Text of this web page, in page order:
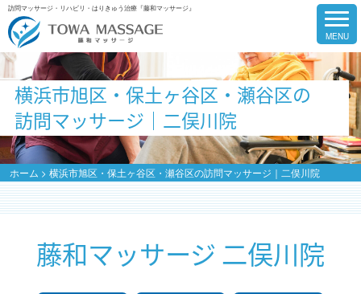
訪問マッサージ・リハビリ・はりきゅう治療『藤和マッサージ』
横浜市旭区・保土ヶ谷区・瀬谷区の
訪問マッサージ｜二俣川院
ホーム > 横浜市旭区・保土ヶ谷区・瀬谷区の訪問マッサージ｜二俣川院
藤和マッサージ 二俣川院